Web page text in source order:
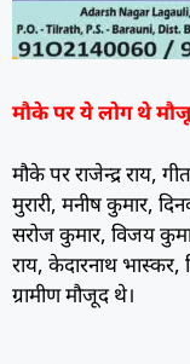
मौके पर ये लोग थे
मौके पर राजेन्द्र राय,
मुरारी, मनीष कुमार,
सरोज कुमार, विजय
राय, केदारनाथ भास्कर,
ग्रामीण मौजूद थे।